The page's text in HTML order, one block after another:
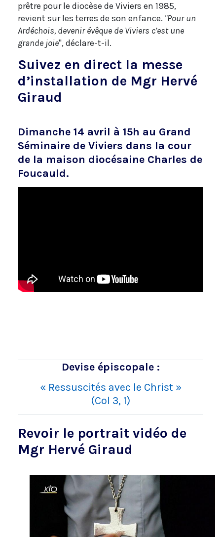
prêtre pour le diocèse de Viviers en 1985,
revient sur les terres de son enfance. "Pour un
Ardéchois, devenir évêque de Viviers c’est une
grande joie", déclare-t-il.
Suivez en direct la messe
d’installation de Mgr Hervé
Giraud
Dimanche 14 avril à 15h au Grand
Séminaire de Viviers dans la cour
de la maison diocésaine Charles de
Foucauld.
Devise épiscopale :
« Ressuscités avec le Christ »
(Col 3, 1)
Revoir le portrait vidéo de
Mgr Hervé Giraud